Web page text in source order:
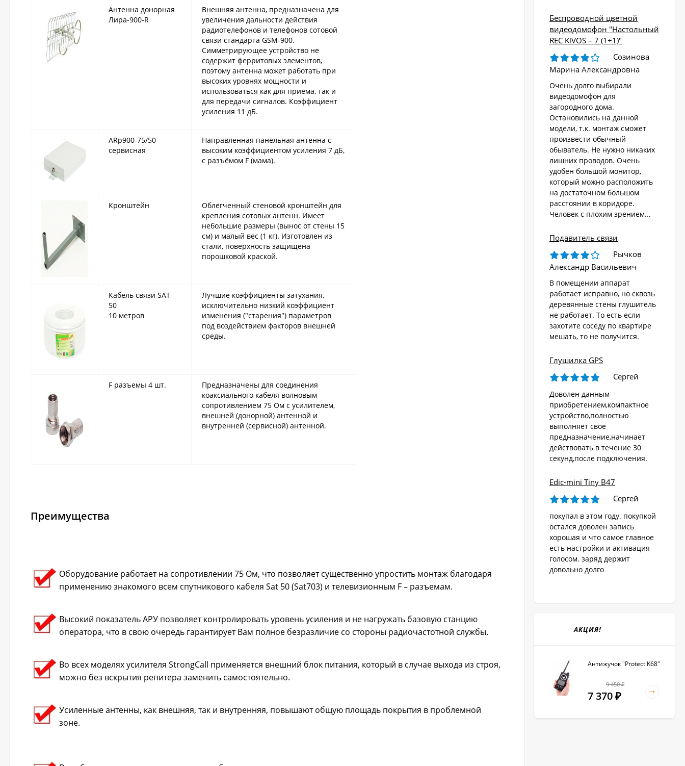
Антенна донорная
Лира-900-R
Внешняя антенна, предназначена для
увеличения дальности действия
радиотелефонов и телефонов сотовой
связи стандарта GSM-900.
Симметрирующее устройство не
содержит ферритовых элементов,
поэтому антенна может работать при
высоких уровнях мощности и
использоваться как для приема, так и
для передачи сигналов. Коэффициент
усиления 11 дБ.
ARp900-75/50
сервисная
Направленная панельная антенна с
высоким коэффициентом усиления 7 дБ,
с разъёмом F (мама).
Кронштейн
Облегченный стеновой кронштейн для
крепления сотовых антенн. Имеет
небольшие размеры (вынос от стены 15
см) и малый вес (1 кг). Изготовлен из
стали, поверхность защищена
порошковой краской.
Кабель связи SAT
50
10 метров
Лучшие коэффициенты затухания,
исключительно низкий коэффициент
изменения ("старения") параметров
под воздействием факторов внешней
среды.
F разъемы 4 шт.
Предназначены для соединения
коаксиального кабеля волновым
сопротивлением 75 Ом с усилителем,
внешней (донорной) антенной и
внутренней (сервисной) антенной.
Преимущества
Оборудование работает на сопротивлении 75 Ом, что позволяет существенно упростить монтаж благодаря
применению знакомого всем спутникового кабеля Sat 50 (Sat703) и телевизионным F – разъемам.
Высокий показатель АРУ позволяет контролировать уровень усиления и не нагружать базовую станцию
оператора, что в свою очередь гарантирует Вам полное безразличие со стороны радиочастотной службы.
Во всех моделях усилителя StrongCall применяется внешний блок питания, который в случае выхода из строя,
можно без вскрытия репитера заменить самостоятельно.
Усиленные антенны, как внешняя, так и внутренняя, повышают общую площадь покрытия в проблемной
зоне.
Беспроводной цветной
видеодомофон "Настольный
REC KiVOS – 7 (1+1)"
Созинова
Марина Александровна
Очень долго выбирали
видеодомофон для
загородного дома.
Остановились на данной
модели, т.к. монтаж сможет
произвести обычный
обыватель. Не нужно никаких
лишних проводов. Очень
удобен большой монитор,
который можно расположить
на достаточном большом
расстоянии в коридоре.
Человек с плохим зрением...
Подавитель связи
Рычков
Александр Васильевич
В помещении аппарат
работает исправно, но сквозь
деревянные стены глушитель
не работает. То есть если
захотите соседу по квартире
мешать, то не получится.
Глушилка GPS
Сергей
Доволен данным
приобретением,компактное
устройство,полностью
выполняет своё
предназначение,начинает
действовать в течение 30
секунд,после подключения.
Edic-mini Tiny B47
Сергей
покупал в этом году. покупкой
остался доволен запись
хорошая и что самое главное
есть настройки и активация
голосом. заряд держит
довольно долго
АКЦИЯ!
Антижучок "Protect K68"
9 450₽
7 370 ₽